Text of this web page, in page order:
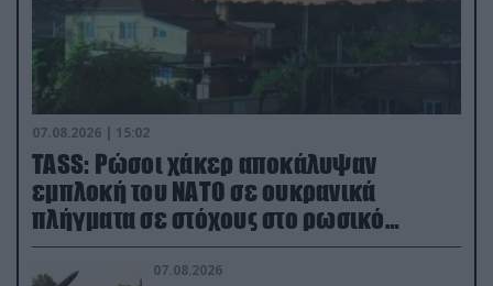
07.08.2026 | 15:02
TASS: Ρώσοι χάκερ αποκάλυψαν
εμπλοκή του ΝΑΤΟ σε ουκρανικά
πλήγματα σε στόχους στο ρωσικό
έδαφος!
07.08.2026